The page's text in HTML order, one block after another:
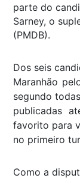
parte do
Sarney, o
(PMDB).
Dos seis
Maranhão
segundo
publicadas
favorito para
no primeiro
Como a